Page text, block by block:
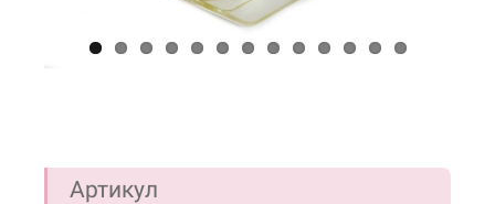
Артикул